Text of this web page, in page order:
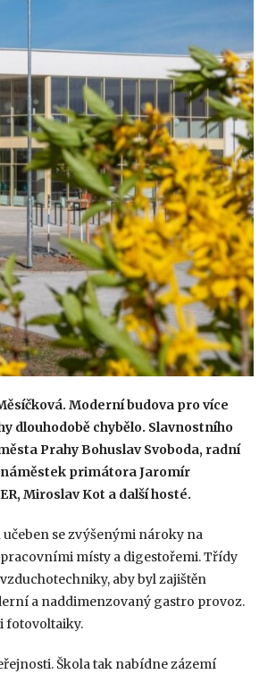
Moderní budova pro více
dlouhodobě chybělo. Slavnostního
Prahy Bohuslav Svoboda, radní
primátora Jaromír
Miroslav Kot a další hosté.
se zvýšenými nároky na
místy a digestořemi. Třídy
aby byl zajištěn
a naddimenzovaný gastro provoz.
fotovoltaiky.
Škola tak nabídne zázemí